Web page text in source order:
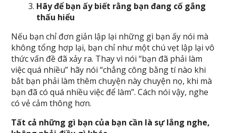
Hãy để bạn ấy biết rằng bạn đang cố gắng
thấu hiểu
Nếu bạn chỉ đơn giản lập lại những gì bạn ấy nói mà
không tổng hợp lại, bạn chỉ như một chú vẹt lập lại vô
thức vấn đề đã xảy ra. Thay vì nói “bạn đã phải làm
việc quá nhiều” hãy nói “chẳng công bằng tí nào khi
bắt bạn phải làm thêm chuyện này chuyện nọ, khi mà
bạn đã có quá nhiều việc để làm”. Cách nói vậy, nghe
có vẻ cảm thông hơn.
Tất cả những gì bạn của bạn cần là sự lắng nghe,